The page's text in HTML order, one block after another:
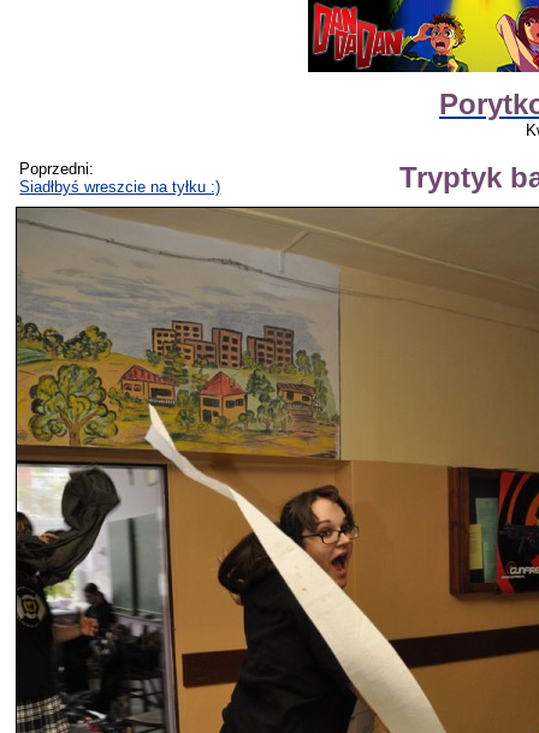
Poprzedni:
Siadłbyś wreszcie na tyłku :)
Tryptyk